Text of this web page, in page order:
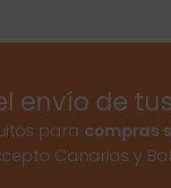
envío de
para compras
Canarias y